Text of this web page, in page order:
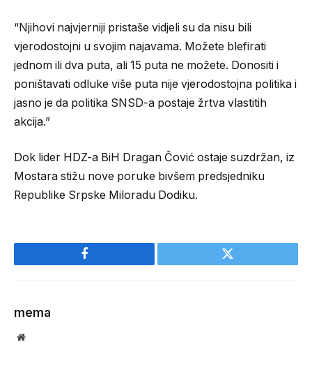
“Njihovi najvjerniji pristaše vidjeli su da nisu bili
vjerodostojni u svojim najavama. Možete blefirati
jednom ili dva puta, ali 15 puta ne možete. Donositi i
poništavati odluke više puta nije vjerodostojna politika i
jasno je da politika SNSD-a postaje žrtva vlastitih
akcija.”
Dok lider HDZ-a BiH Dragan Čović ostaje suzdržan, iz
Mostara stižu nove poruke bivšem predsjedniku
Republike Srpske Miloradu Dodiku.
Facebook Twitter
mema
Website